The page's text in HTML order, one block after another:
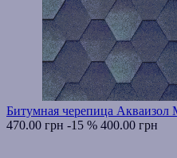
Битумная черепица
470.00 грн -15 % 400.00 грн